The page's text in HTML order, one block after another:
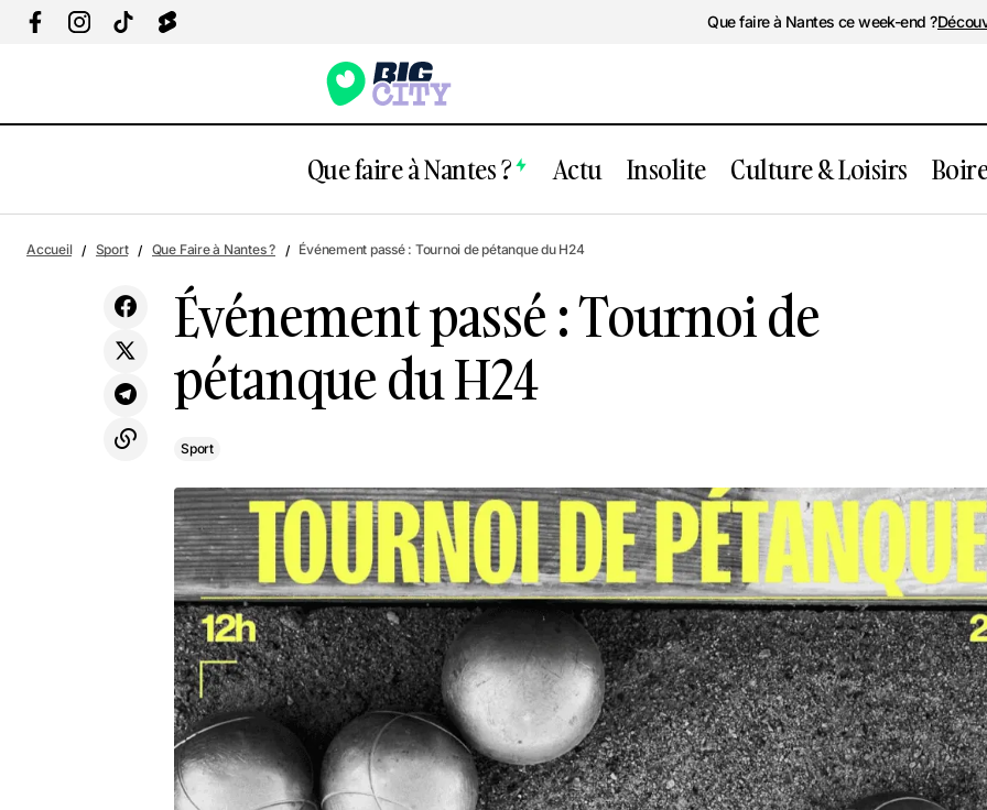
Que faire à Nantes ce week-end ?
Que faire à Nantes ? Actu Insolite Culture & Loisirs
Découvre 4 lieux mythiques de Saint-
Nazaire en illimité toute l'année
Sport Événement passé : Tournoi de pétanque
Accueil Sport Que Faire à Nantes ? Événement passé : Tournoi de pétanque du H24
Événement passé : Tournoi de
pétanque du H24
Sport